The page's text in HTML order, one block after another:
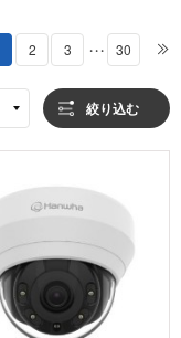
2 3 ・・・ 30
絞り込む